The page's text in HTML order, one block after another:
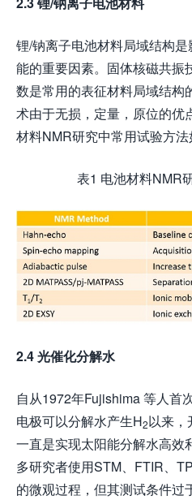
锂/钠离子电池材料局域结构
能的重要因素。固体核磁共振
数是常用的表征材料局域结构
术由于无损，定量，原位的优
材料NMR研究中常用试验方法
表1 电池材料NMR
2.4光催化分解水
自从1972年Fujishima 等人首
电极可以分解水产生H2以来，
一直是实现太阳能分解水高效
多研究者使用STM、FTIR、
的微观过程，但其测试条件过